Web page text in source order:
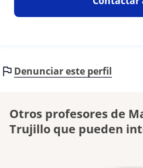
Denunciar este perfil
Otros profesores de
Trujillo que pueden